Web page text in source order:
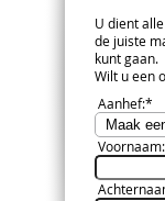
U dient
de juiste
kunt gaan.
Wilt u een
Aanhef:*
Voornaam